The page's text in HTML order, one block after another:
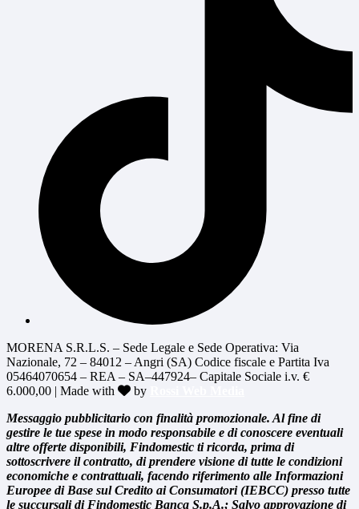
MORENA S.R.L.S. – Sede Legale e Sede Operativa: Via
Nazionale, 72 – 84012 – Angri (SA) Codice fiscale e Partita Iva
05464070654 – REA – SA–447924– Capitale Sociale i.v. €
6.000,00 | Made with
by
Messaggio pubblicitario con finalità promozionale. Al fine di
gestire le tue spese in modo responsabile e di conoscere eventuali
altre offerte disponibili, Findomestic ti ricorda, prima di
sottoscrivere il contratto, di prendere visione di tutte le condizioni
economiche e contrattuali, facendo riferimento alle Informazioni
Europee di Base sul Credito ai Consumatori (IEBCC) presso tutte
le succursali di Findomestic Banca S.p.A.; Salvo approvazione di